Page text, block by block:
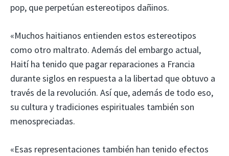
pop, que perpetúan estereotipos dañinos.
«Muchos haitianos entienden estos estereotipos
como otro maltrato. Además del embargo actual,
Haití ha tenido que pagar reparaciones a Francia
durante siglos en respuesta a la libertad que obtuvo a
través de la revolución. Así que, además de todo eso,
su cultura y tradiciones espirituales también son
menospreciadas.
«Esas representaciones también han tenido efectos